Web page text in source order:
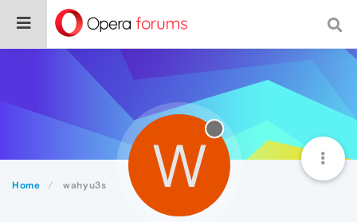
Home wahyu3s W